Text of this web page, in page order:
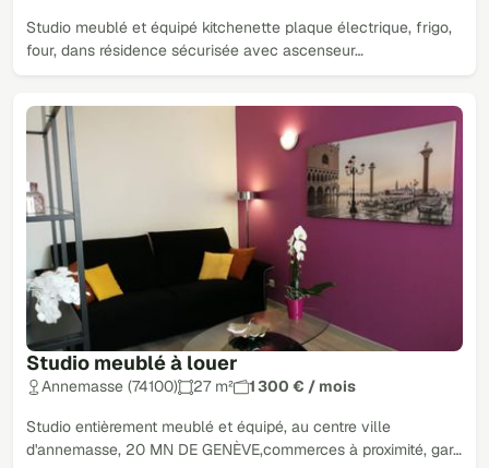
Studio meublé et équipé kitchenette plaque électrique, frigo,
four, dans résidence sécurisée avec ascenseur…
Studio meublé à louer
Annemasse (74100) 27 m² 1 300 € / mois
Studio entièrement meublé et équipé, au centre ville
d'annemasse, 20 MN DE GENÈVE,commerces à proximité, gar…